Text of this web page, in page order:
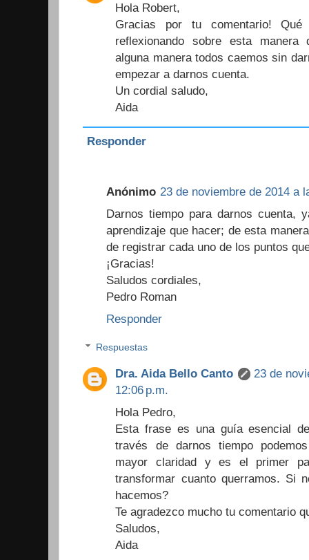
Hola Robert,
Gracias por tu comentario!
reflexionando sobre esta manera
alguna manera todos caemos sin
empezar a darnos cuenta.
Un cordial saludo,
Aida
Responder
Anónimo 23 de noviembre de 2014 a
Darnos tiempo para darnos cuenta,
aprendizaje que hacer; de esta
de registrar cada uno de los puntos
¡Gracias!
Saludos cordiales,
Pedro Roman
Responder
Respuestas
Dra. Aida Bello Canto
23 de
12:06 p.m.
Hola Pedro,
Esta frase es una guía esencial
través de darnos tiempo
mayor claridad y es el primer
transformar cuanto querramos. Si
hacemos?
Te agradezco mucho tu comentario
Saludos,
Aida